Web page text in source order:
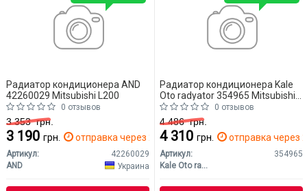
Радиатор кондиционера AND
42260029 Mitsubishi L200
0 отзывов
3 353грн.
3 190 грн. отправка через 2 дн.
Артикул:
42260029
AND
Украина
Радиатор кондиционера Kale
Oto radyator 354965 Mitsubishi
L200
0 отзывов
4 486грн.
4 310 грн. отправка через
Артикул:
354965
Kale Oto radyator